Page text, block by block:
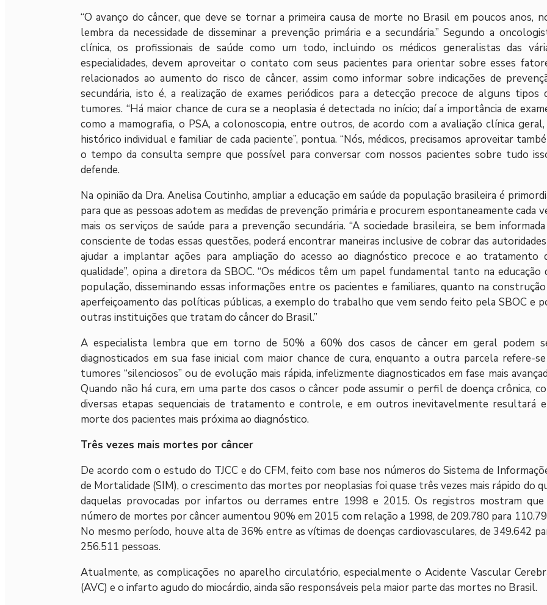
“O avanço do câncer, que deve se tornar a primeira causa de morte no Brasil em poucos anos,
lembra da necessidade de disseminar a prevenção primária e a secundária.” Segundo a
clínica, os profissionais de saúde como um todo, incluindo os médicos generalistas das
especialidades, devem aproveitar o contato com seus pacientes para orientar sobre esses
relacionados ao aumento do risco de câncer, assim como informar sobre indicações de
secundária, isto é, a realização de exames periódicos para a detecção precoce de alguns tipos
tumores. “Há maior chance de cura se a neoplasia é detectada no início; daí a importância de
como a mamografia, o PSA, a colonoscopia, entre outros, de acordo com a avaliação clínica
histórico individual e familiar de cada paciente”, pontua. “Nós, médicos, precisamos aproveitar
o tempo da consulta sempre que possível para conversar com nossos pacientes sobre tudo
defende.
Na opinião da Dra. Anelisa Coutinho, ampliar a educação em saúde da população brasileira é
para que as pessoas adotem as medidas de prevenção primária e procurem espontaneamente cada
mais os serviços de saúde para a prevenção secundária. “A sociedade brasileira, se bem
consciente de todas essas questões, poderá encontrar maneiras inclusive de cobrar das
ajudar a implantar ações para ampliação do acesso ao diagnóstico precoce e ao tratamento
qualidade”, opina a diretora da SBOC. “Os médicos têm um papel fundamental tanto na educação
população, disseminando essas informações entre os pacientes e familiares, quanto na
aperfeiçoamento das políticas públicas, a exemplo do trabalho que vem sendo feito pela SBOC e
outras instituições que tratam do câncer do Brasil.”
A especialista lembra que em torno de 50% a 60% dos casos de câncer em geral podem
diagnosticados em sua fase inicial com maior chance de cura, enquanto a outra parcela refere-
tumores “silenciosos” ou de evolução mais rápida, infelizmente diagnosticados em fase mais
Quando não há cura, em uma parte dos casos o câncer pode assumir o perfil de doença crônica,
diversas etapas sequenciais de tratamento e controle, e em outros inevitavelmente resultará
morte dos pacientes mais próxima ao diagnóstico.
Três vezes mais mortes por câncer
De acordo com o estudo do TJCC e do CFM, feito com base nos números do Sistema de
de Mortalidade (SIM), o crescimento das mortes por neoplasias foi quase três vezes mais rápido do
daquelas provocadas por infartos ou derrames entre 1998 e 2015. Os registros mostram
número de mortes por câncer aumentou 90% em 2015 com relação a 1998, de 209.780 para
No mesmo período, houve alta de 36% entre as vítimas de doenças cardiovasculares, de 349.642
256.511 pessoas.
Atualmente, as complicações no aparelho circulatório, especialmente o Acidente Vascular
(AVC) e o infarto agudo do miocárdio, ainda são responsáveis pela maior parte das mortes no Brasil.